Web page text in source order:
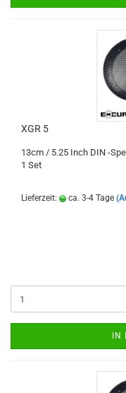
XGR 5
13cm / 5.25 Inch DIN -
1 Set
Lieferzeit: ca. 3-4 Tage